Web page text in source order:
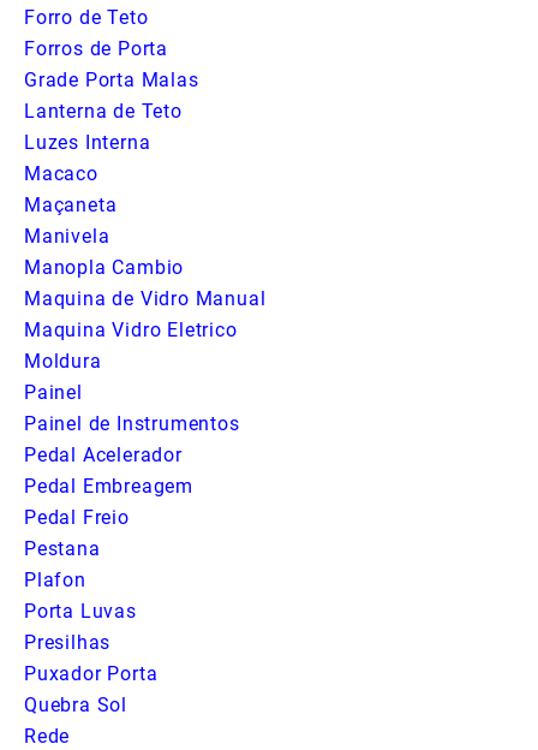
Forro de Teto
Forros de Porta
Grade Porta Malas
Lanterna de Teto
Luzes Interna
Macaco
Maçaneta
Manivela
Manopla Cambio
Maquina de Vidro Manual
Maquina Vidro Eletrico
Moldura
Painel
Painel de Instrumentos
Pedal Acelerador
Pedal Embreagem
Pedal Freio
Pestana
Plafon
Porta Luvas
Presilhas
Puxador Porta
Quebra Sol
Rede